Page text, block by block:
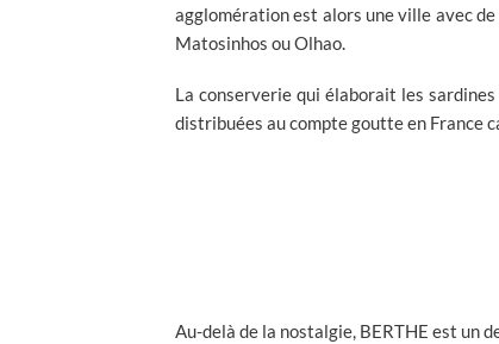
agglomération est alors une ville avec
Matosinhos ou Olhao.
La conserverie qui élaborait les
distribuées au compte goutte en France
Au-delà de la nostalgie, BERTHE est un